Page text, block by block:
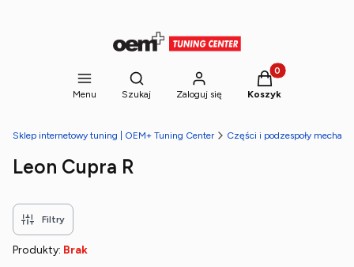
Menu
Otwórz wyszukiwarkę
Szukaj Zaloguj się
Produkty w
Koszyk
Sklep internetowy tuning | OEM+ Tuning Center Części i podzespoły
Leon Cupra R
Filtry
Produkty: Brak